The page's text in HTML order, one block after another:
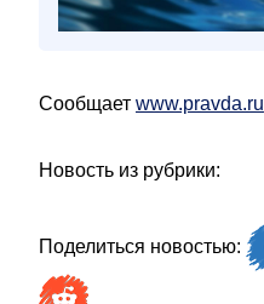
Сообщает www.pravda.ru
Новость из рубрики:
Поделиться новостью: